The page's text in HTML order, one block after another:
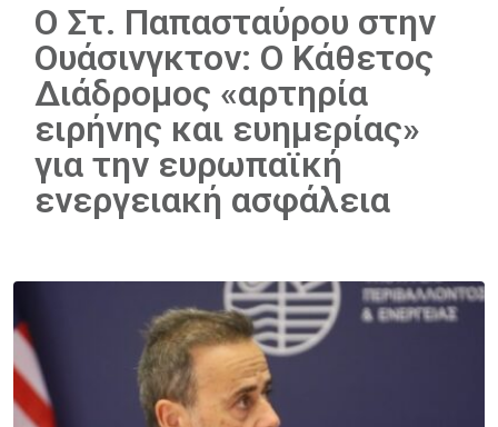
Ο Στ. Παπασταύρου στην
Ουάσινγκτον: Ο Κάθετος
Διάδρομος «αρτηρία
ειρήνης και ευημερίας»
για την ευρωπαϊκή
ενεργειακή ασφάλεια